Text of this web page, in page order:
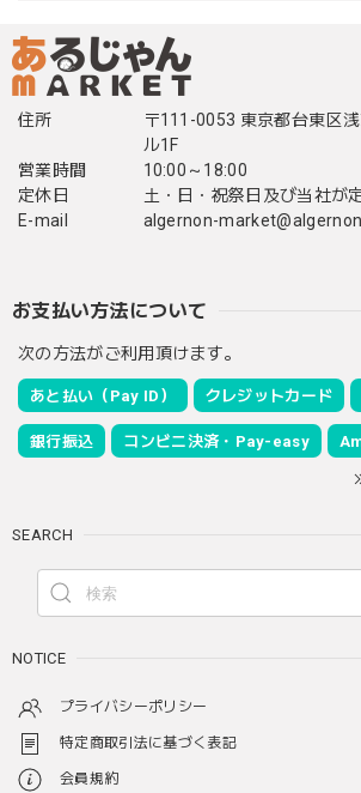
住所
〒111-0053 東京都台東区
ル1F
営業時間
10:00～18:00
定休日
土・日・祝祭日及び当社が
E-mail
algernon-
お支払い方法について
次の方法がご利用頂けます。
あと払い（Pay ID） クレジットカード
銀行振込 コンビニ決済・Pay-easy
SEARCH
NOTICE
プライバシーポリシー
特定商取引法に基づく表記
会員規約